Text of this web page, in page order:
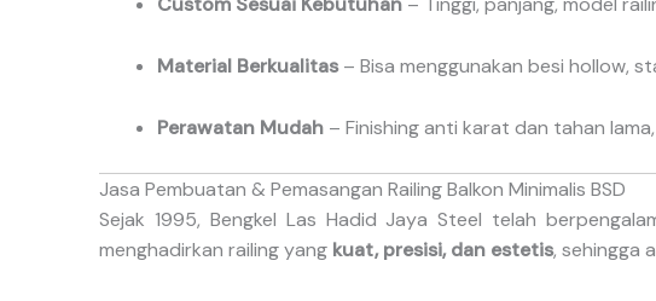
Material Berkualitas– Bisa menggunakan besi hollow,
Perawatan Mudah – Finishing anti karat dan tahan
Jasa Pembuatan & Pemasangan Railing Balkon Minimalis BSD
Sejak 1995, Bengkel Las Hadid Jaya Steel telah
menghadirkan railing yang kuat, presisi, dan estetis, sehingga